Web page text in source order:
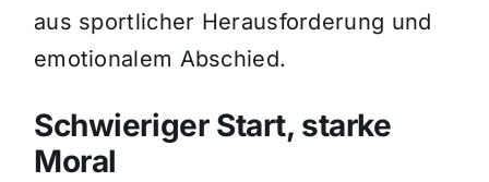
aus sportlicher Herausforderung und
emotionalem Abschied.
Schwieriger Start, starke
Moral